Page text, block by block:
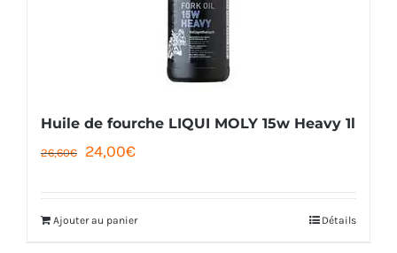
Huile de fourche LIQUI MOLY 15w Heavy 1l
26,60€
Le
était :
24,00€Le
Ajouter au panier Détails